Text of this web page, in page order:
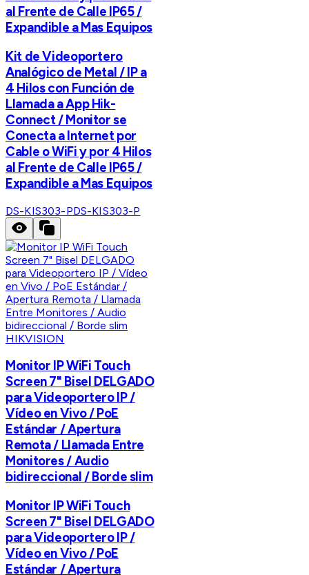
al Frente de Calle IP65 /
Expandible a Mas Equipos
Kit de Videoportero
Analógico de Metal / IP a
4 Hilos con Función de
Llamada a App Hik-
Connect / Monitor se
Conecta a Internet por
Cable o WiFi y por 4 Hilos
al Frente de Calle IP65 /
Expandible a Mas Equipos
DS-KIS303-PDS-KIS303-P
HIKVISION
Monitor IP WiFi Touch
Screen 7" Bisel DELGADO
para Videoportero IP /
Vídeo en Vivo / PoE
Estándar / Apertura
Remota / Llamada Entre
Monitores / Audio
bidireccional / Borde slim
Monitor IP WiFi Touch
Screen 7" Bisel DELGADO
para Videoportero IP /
Vídeo en Vivo / PoE
Estándar / Apertura